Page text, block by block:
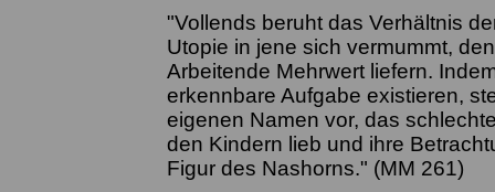
"Vollends beruht das Verhältnis
Utopie in jene sich vermummt,
Arbeitende Mehrwert liefern.
erkennbare Aufgabe existieren,
eigenen Namen vor, das
den Kindern lieb und ihre
Figur des Nashorns." (MM 261)